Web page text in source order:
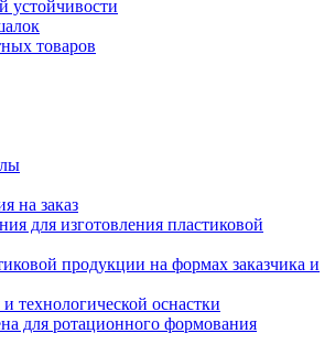
устойчивости
товаров
на заказ
для изготовления пластиковой
продукции на формах заказчика и
технологической оснастки
для ротационного формования